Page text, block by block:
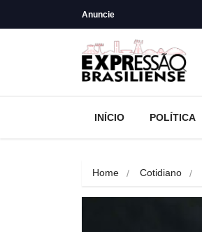
Anuncie
INÍCIO POLÍTICA
Home Cotidiano